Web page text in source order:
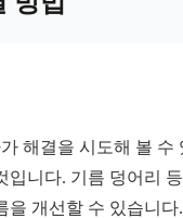
해결을 시도해 볼 수
입니다. 기름 덩어리
을 개선할 수 있습니다